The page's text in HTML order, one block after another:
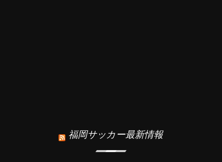
福岡サッカー最新情報